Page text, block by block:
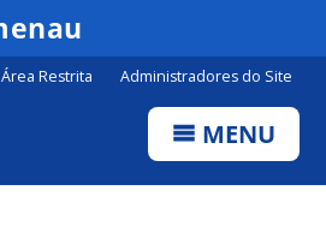
Área Restrita Administradores do Site
MENU